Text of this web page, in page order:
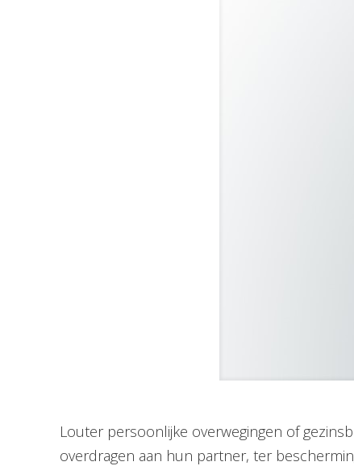
Louter persoonlijke overwegingen of
overdragen aan hun partner, ter